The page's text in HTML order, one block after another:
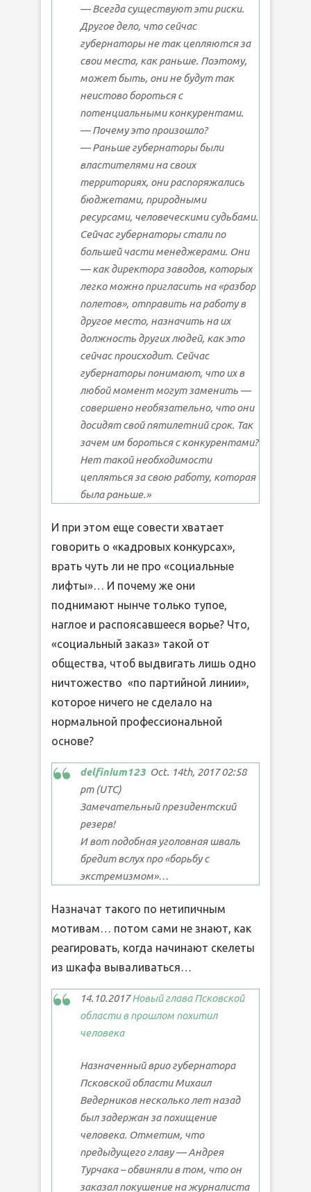
— Всегда существуют эти риски.
Другое дело, что сейчас
губернаторы не так цепляются за
свои места, как раньше. Поэтому,
может быть, они не будут так
неистово бороться с
потенциальными конкурентами.
— Почему это произошло?
— Раньше губернаторы были
властителями на своих
территориях, они распоряжались
бюджетами, природными
ресурсами, человеческими судьбами.
Сейчас губернаторы стали по
большей части менеджерами. Они
— как директора заводов, которых
легко можно пригласить на «разбор
полетов», отправить на работу в
другое место, назначить на их
должность других людей, как это
сейчас происходит. Сейчас
губернаторы понимают, что их в
любой момент могут заменить —
совершено необязательно, что они
досидят свой пятилетний срок. Так
зачем им бороться с конкурентами?
Нет такой необходимости
цепляться за свою работу, которая
была раньше.»
И при этом еще совести хватает
говорить о «кадровых конкурсах»,
врать чуть ли не про «социальные
лифты»… И почему же они
поднимают нынче только тупое,
наглое и распоясавшееся ворье? Что,
«социальный заказ» такой от
общества, чтоб выдвигать лишь одно
ничтожество «по партийной линии»,
которое ничего не сделало на
нормальной профессиональной
основе?
delfinium123 Oct. 14th, 2017 02:58
pm (UTC)
Замечательный президентский
резерв!
И вот подобная уголовная шваль
бредит вслух про «борьбу с
экстремизмом»…
Назначат такого по нетипичным
мотивам… потом сами не знают, как
реагировать, когда начинают скелеты
из шкафа вываливаться…
14.10.2017Новый глава Псковской
области в прошлом похитил
человека
Михаил Ведерников
Назначенный врио губернатора
Псковской области Михаил
Ведерников несколько лет назад
был задержан за похищение
человека. Отметим, что
предыдущего главу — Андрея
Турчака – обвиняли в том, что он
заказал покушение на журналиста